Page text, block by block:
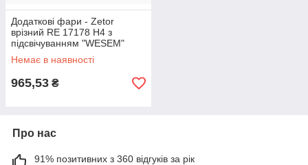
Додаткові фари - Zetor
врізний RE 17178 H4 з
підсвічуванням "WESEM"
(1шт/уп.)
Немає в наявності
965,53 ₴
Про нас
91% позитивних з 360 відгуків за рік